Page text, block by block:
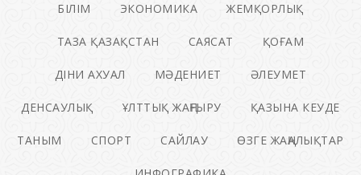
БІЛІМ ЭКОНОМИКА ЖЕМҚОРЛЫҚ
ТАЗА ҚАЗАҚСТАН САЯСАТ ҚОҒАМ
ДІНИ АХУАЛ МӘДЕНИЕТ ӘЛЕУМЕТ
ДЕНСАУЛЫҚ ҰЛТТЫҚ ЖАҢҒЫРУ ҚАЗЫНА КЕУДЕ
ТАНЫМ СПОРТ САЙЛАУ ӨЗГЕ ЖАҢАЛЫҚТАР